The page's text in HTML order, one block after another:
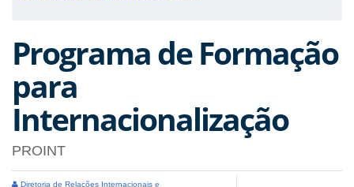
Programa de Formação
para
Internacionalização
PROINT
Diretoria de Relações Internacionais e